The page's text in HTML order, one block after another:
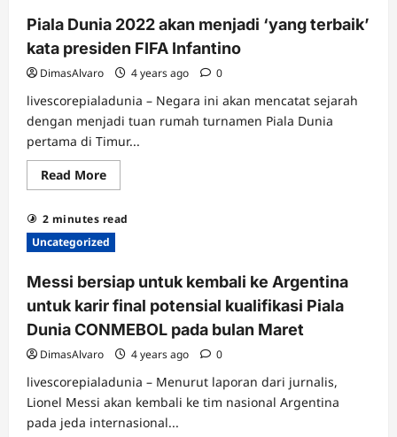
adalah
salah
satu
dari
banyak
masalah
Manchester
United
menyusul
hasil
imbang
dengan
Southampton
Piala Dunia 2022 akan menjadi ‘yang terbaik’
kata presiden FIFA Infantino
DimasAlvaro 4 years ago 0
livescorepialadunia – Negara ini akan mencatat sejarah
dengan menjadi tuan rumah turnamen Piala Dunia
pertama di Timur...
Read MoreRead
more
Piala
Dunia
2022
akan
‘yang
terbaik’
kata
presiden
FIFA
Infantino
2 minutes read
Uncategorized
Messi bersiap untuk kembali ke Argentina
untuk karir final potensial kualifikasi Piala
Dunia CONMEBOL pada bulan Maret
DimasAlvaro 4 years ago 0
livescorepialadunia – Menurut laporan dari jurnalis,
Lionel Messi akan kembali ke tim nasional Argentina
pada jeda internasional...